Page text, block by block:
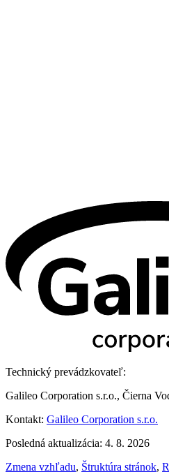
Technický prevádzkovateľ:
Galileo Corporation s.r.o., Čierna
Kontakt: Galileo Corporation s.r.o.
Posledná aktualizácia: 4. 8. 2026
Zmena vzhľadu, Štruktúra stránok,